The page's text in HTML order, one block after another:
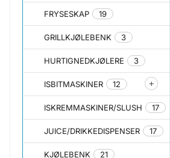
FRYSESKAP 19
GRILLKJØLEBENK 3
HURTIGNEDKJØLERE 3
ISBITMASKINER 12
ISKREMMASKINER/SLUSH 17
JUICE/DRIKKEDISPENSER 17
KJØLEBENK 21